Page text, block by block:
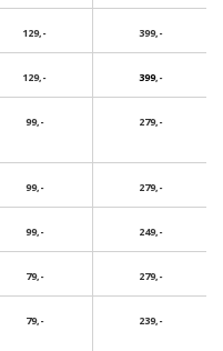
129,- 399,-
129,- 399,-
99,- 279,-
99,- 279,-
99,- 249,-
79,- 279,-
79,- 239,-